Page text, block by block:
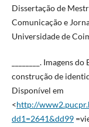
Dissertação de
Comunicação e
Universidade de
________. Imagens
construção de
Disponível em
<http://
dd1=2641&dd99